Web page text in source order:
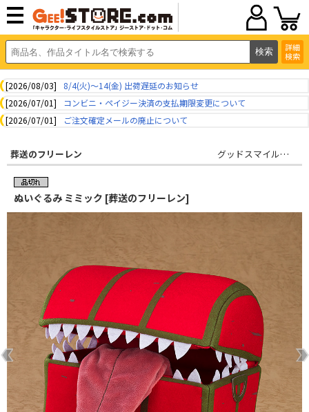
詳細
検索
[2026/08/03]
8/4(火)～14(金) 出荷遅延のお知らせ
[2026/07/01]
コンビニ・ペイジー決済の支払期限変更について
[2026/07/01]
ご注文確定メールの廃止について
葬送のフリーレン グッドスマイルカンパニー
ぬいぐるみ ミミック [葬送のフリーレン]